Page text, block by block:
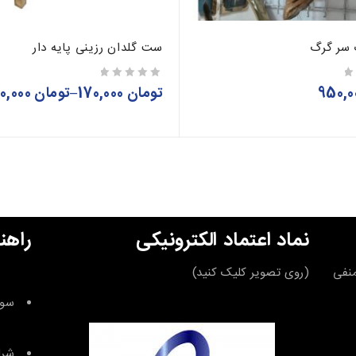
سر گرگ ست گلدان رزینی پایه دار
تومان –تومان
منفی
نماد اعتماد الکترونیکی
(روی تصویر کلیک کنید)